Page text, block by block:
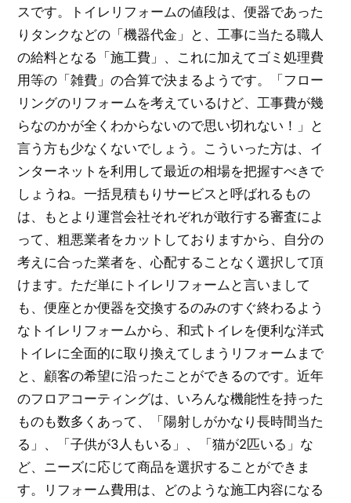
スです。トイレリフォームの値段は、便器であった
りタンクなどの「機器代金」と、工事に当たる職人
の給料となる「施工費」、これに加えてゴミ処理費
用等の「雑費」の合算で決まるようです。「フロー
リングのリフォームを考えているけど、工事費が幾
らなのかが全くわからないので思い切れない！」と
言う方も少なくないでしょう。こういった方は、イ
ンターネットを利用して最近の相場を把握すべきで
しょうね。一括見積もりサービスと呼ばれるもの
は、もとより運営会社それぞれが敢行する審査によ
って、粗悪業者をカットしておりますから、自分の
考えに合った業者を、心配することなく選択して頂
けます。ただ単にトイレリフォームと言いまして
も、便座とか便器を交換するのみのすぐ終わるよう
なトイレリフォームから、和式トイレを便利な洋式
トイレに全面的に取り換えてしまうリフォームまで
と、顧客の希望に沿ったことができるのです。近年
のフロアコーティングは、いろんな機能性を持った
ものも数多くあって、「陽射しがかなり長時間当た
る」、「子供が3人もいる」、「猫が2匹いる」な
ど、ニーズに応じて商品を選択することができま
す。リフォーム費用は、どのような施工内容になる